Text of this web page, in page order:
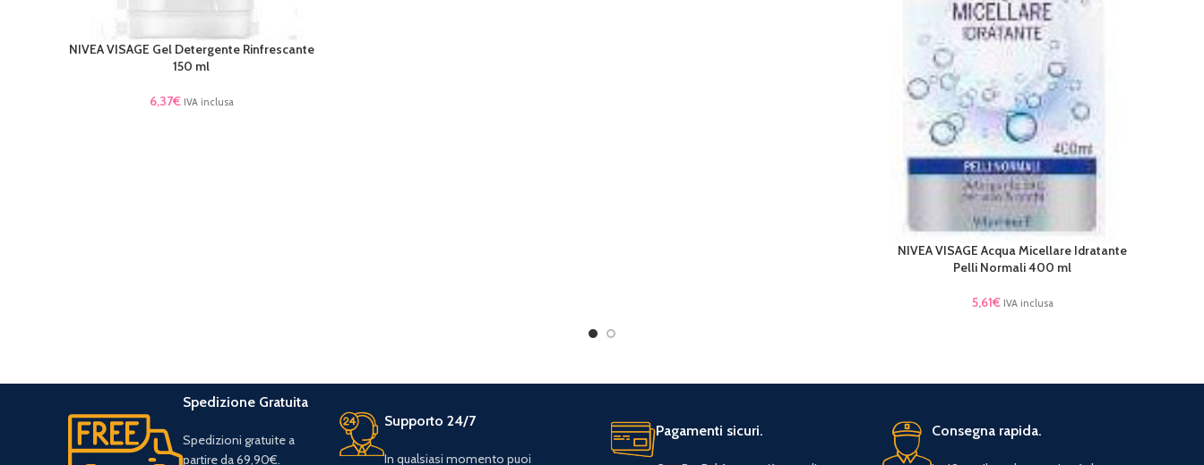
LEGGI TUTTO
NIVEA VISAGE Gel Detergente Rinfrescante
150 ml
6,37€ IVA inclusa
AGGIUNGI AL CARRELLO
NIVEA VISAGE Acqua Micellare Idratante
Pelli Normali 400 ml
5,61€ IVA inclusa
Spedizione Gratuita
Spedizioni gratuite a
partire da 69,90€.
Supporto 24/7
In qualsiasi momento puoi
Pagamenti sicuri. Consegna rapida.